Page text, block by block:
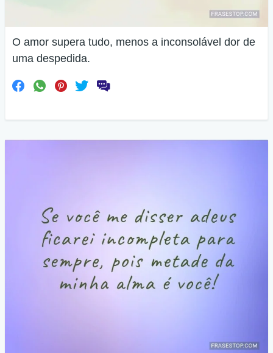
O amor supera tudo, menos a inconsolável dor de
uma despedida.